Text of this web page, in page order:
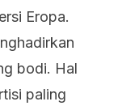
Eropa.
bodi. Hal
paling